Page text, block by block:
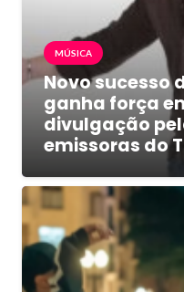
MÚSICA
Novo sucesso
ganha força
divulgação
emissoras do